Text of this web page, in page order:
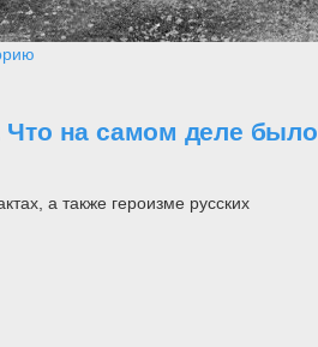
Что на самом деле было
а также героизме русских